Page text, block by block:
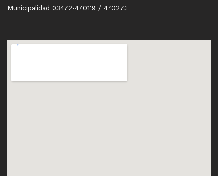
Municipalidad 03472-470119 / 470273